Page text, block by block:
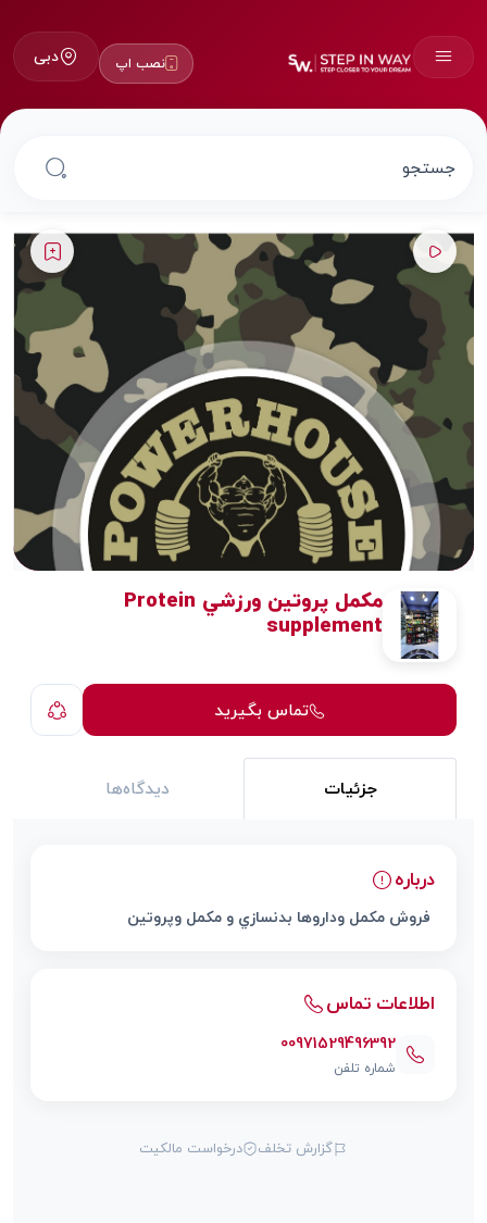
نصب اپ دبی
مكمل پروتين ورزشي Protein
supplement
تماس بگیرید
جزئیات دیدگاه‌ها
درباره
فروش مكمل وداروها بدنسازي و مكمل وپروتين
اطلاعات تماس
00971529496392
شماره تلفن
گزارش تخلف درخواست مالکیت